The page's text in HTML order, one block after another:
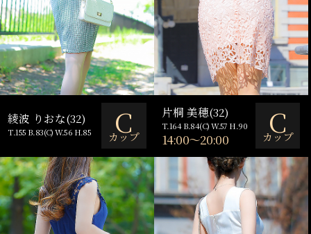
綾波 りおな(32)
T.155 B.83(C) W.56 H.85 C
カップ
片桐 美穂(32)
T.164 B.84(C) W.57 H.90
14:00～20:00 C
カップ